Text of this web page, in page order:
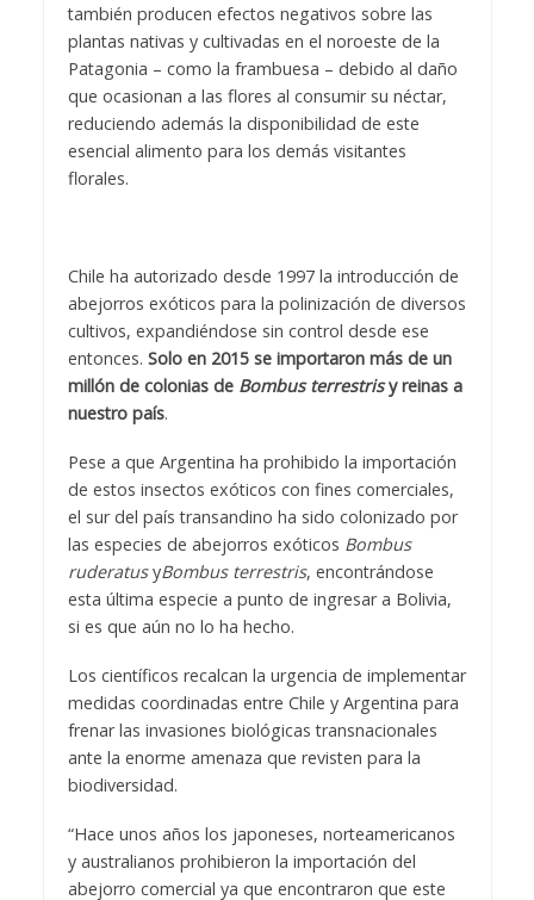
también producen efectos negativos sobre las
plantas nativas y cultivadas en el noroeste de la
Patagonia – como la frambuesa – debido al daño
que ocasionan a las flores al consumir su néctar,
reduciendo además la disponibilidad de este
esencial alimento para los demás visitantes
florales.
Chile ha autorizado desde 1997 la introducción de
abejorros exóticos para la polinización de diversos
cultivos, expandiéndose sin control desde ese
entonces. Solo en 2015 se importaronmás de un
millón de colonias de Bombus terrestrisy reinas a
nuestro país.
Pese a que Argentina ha prohibido la importación
de estos insectos exóticos con fines comerciales,
el sur del país transandino ha sido colonizado por
las especies de abejorros exóticos Bombus
ruderatusyBombus terrestris, encontrándose
esta última especie a punto de ingresar a Bolivia,
si es que aún no lo ha hecho.
Los científicos recalcan la urgencia de implementar
medidas coordinadas entre Chile y Argentina para
frenar las invasiones biológicas transnacionales
ante la enorme amenaza que revisten para la
biodiversidad.
“Hace unos años los japoneses, norteamericanos
y australianos prohibieron la importación del
abejorro comercial ya que encontraron que este